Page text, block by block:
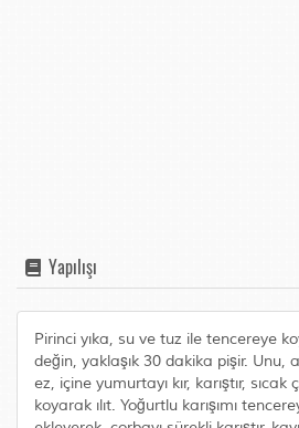
Yapılışı
Pirinci yıka, su ve tuz ile tencereye
değin, yaklaşık 30 dakika pişir. Unu,
ez, içine yumurtayı kır, karıştır,
koyarak ılıt. Yoğurtlu karışımı